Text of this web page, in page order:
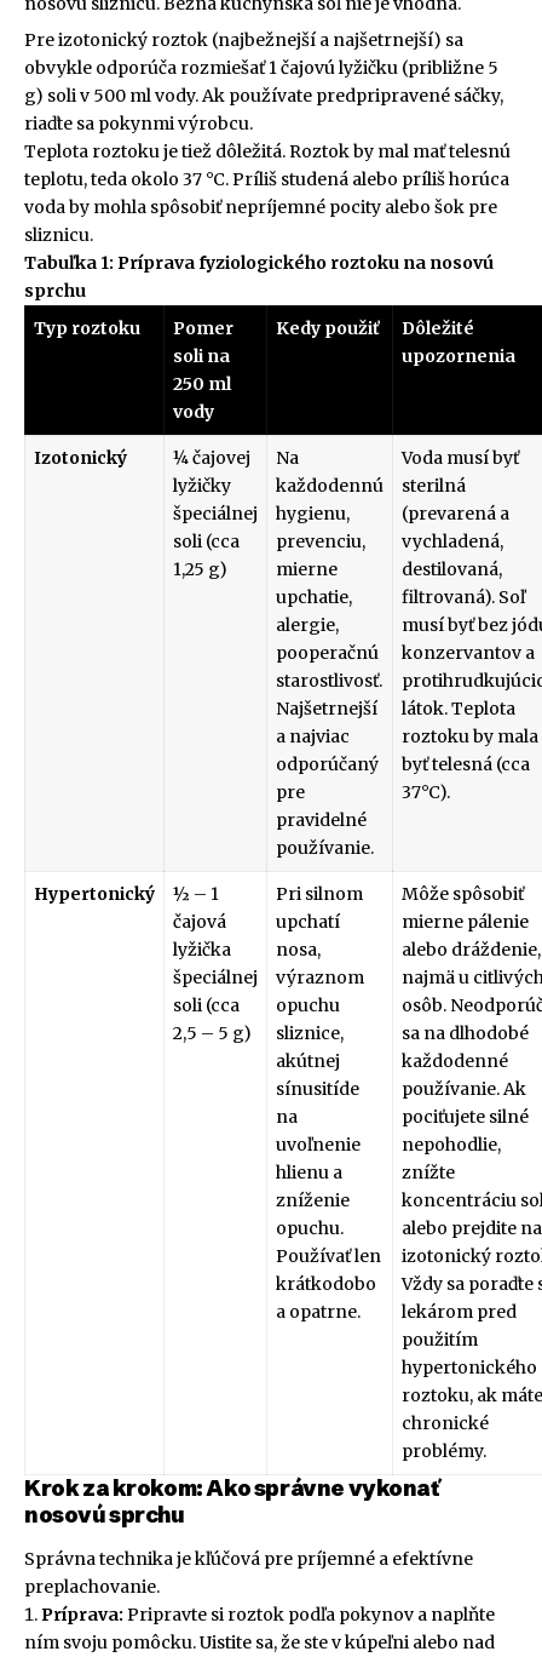
Pre izotonický roztok (najbežnejší a najšetrnejší) sa
obvykle odporúča rozmiešať 1 čajovú lyžičku (približne 5
g) soli v 500 ml vody. Ak používate predpripravené sáčky,
riaďte sa pokynmi výrobcu.
Teplota roztoku je tiež dôležitá. Roztok by mal mať telesnú
teplotu, teda okolo 37 °C. Príliš studená alebo príliš horúca
voda by mohla spôsobiť nepríjemné pocity alebo šok pre
sliznicu.
Tabuľka 1: Príprava fyziologického roztoku na nosovú
sprchu
Typ roztoku
Pomer
soli na
250 ml
vody
Kedy použiť
Dôležité
upozornenia
Izotonický
¼ čajovej
lyžičky
špeciálnej
soli (cca
1,25 g)
Na
každodennú
hygienu,
prevenciu,
mierne
upchatie,
alergie,
pooperačnú
starostlivosť.
Najšetrnejší
a najviac
odporúčaný
pre
pravidelné
používanie.
Voda musí byť
sterilná
(prevarená a
vychladená,
destilovaná,
filtrovaná). Soľ
musí byť bez
konzervantov a
látok. Teplota
roztoku by mala
byť telesná (cca
37°C).
Hypertonický
½ – 1
čajová
lyžička
špeciálnej
soli (cca
2,5 – 5 g)
Pri silnom
upchatí
nosa,
výraznom
opuchu
sliznice,
akútnej
sínusitíde
na
uvoľnenie
hlienu a
zníženie
opuchu.
Používať len
krátkodobo
a opatrne.
Môže spôsobiť
mierne pálenie
alebo dráždenie,
najmä u
osôb.
sa na dlhodobé
každodenné
používanie. Ak
pociťujete silné
nepohodlie,
znížte
koncentráciu
alebo prejdite na
izotonický
Vždy sa poraďte
lekárom pred
použitím
hypertonického
roztoku, ak máte
chronické
problémy.
Krok za krokom: Ako správne vykonať
nosovú sprchu
Správna technika je kľúčová pre príjemné a efektívne
preplachovanie.
Príprava: Pripravte si roztok podľa pokynov a naplňte
ním svoju pomôcku. Uistite sa, že ste v kúpeľni alebo nad